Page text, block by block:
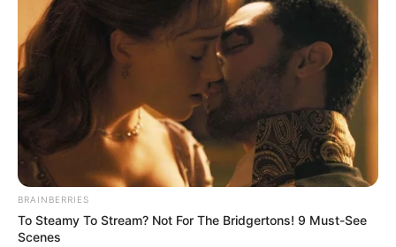
TAGS
ΓΙΩΡΓΟΣ ΚΟΥΤΣΕΛΙΝΗΣ
ΧΑΛΚΙΔΑ ΝΕΑ
BRAINBERRIES
To Steamy To Stream? Not For The Bridgertons! 9 Must-See
Scenes